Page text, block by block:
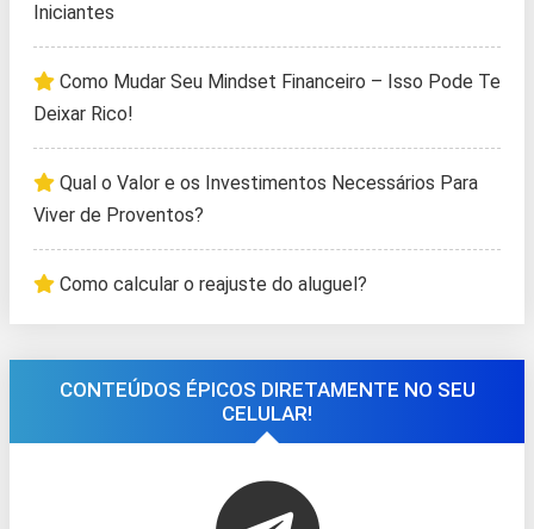
Iniciantes
Como Mudar Seu Mindset Financeiro – Isso Pode Te
Deixar Rico!
Qual o Valor e os Investimentos Necessários Para
Viver de Proventos?
Como calcular o reajuste do aluguel?
CONTEÚDOS ÉPICOS DIRETAMENTE NO SEU
CELULAR!